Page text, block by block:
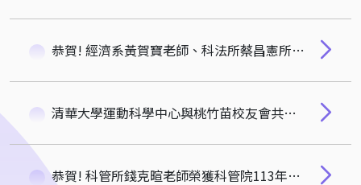
恭賀! 經濟系黃賀寶老師、科法所蔡昌憲所長、服科所雷松亞特聘教授榮獲113年度科管院研究獎
清華大學運動科學中心與桃竹苗校友會共同主辦運動科技論壇『AI X 運動---運動科技與健康的創新融合』
恭賀! 科管所錢克暄老師榮獲科管院113年度新進人員研究獎